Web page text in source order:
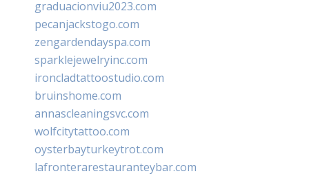
graduacionviu2023.com
pecanjackstogo.com
zengardendayspa.com
sparklejewelryinc.com
ironcladtattoostudio.com
bruinshome.com
annascleaningsvc.com
wolfcitytattoo.com
oysterbayturkeytrot.com
lafronterarestauranteybar.com